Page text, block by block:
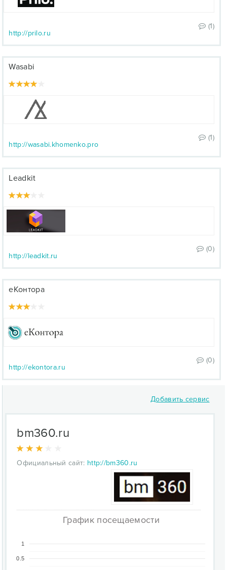
(1)
http://prilo.ru
Wasabi
(1)
http://wasabi.khomenko.pro
Leadkit
(0)
http://leadkit.ru
еКонтора
(0)
http://ekontora.ru
Добавить сервис
bm360.ru
Официальный сайт: http://bm360.ru
График посещаемости
0.5
1